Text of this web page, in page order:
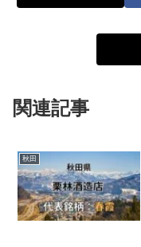
関連記事
秋田